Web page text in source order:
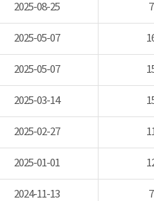
2025-08-25
2025-05-07
2025-05-07
2025-03-14
2025-02-27
2025-01-01
2024-11-13